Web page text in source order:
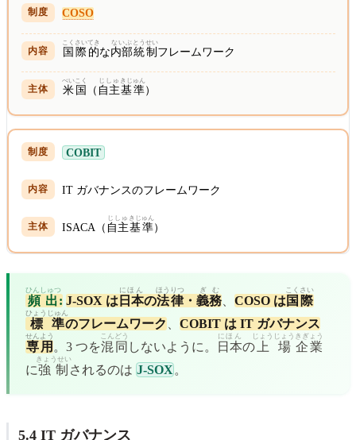
COSO
国際
こくさい
的
てき
な内部
ないぶ
統制
とうせい
フレームワーク
米国
べいこく
（ 自主
じしゅ
基準
きじゅん
）
COBIT
IT ガバナンスのフレームワーク
ISACA（ 自主
じしゅ
基準
きじゅん
）
頻出
ひんしゅつ
: J-SOX は 日本
にほん
の法律
ほうりつ
・ 義務
ぎむ
COSO は 国際
こくさい
標準
ひょうじゅん
のフレームワーク
COBIT は IT ガバナンス
専用
せんよう
。3 つを混同
こんどう
しないように。 日本
にほん
の 上場
じょうじょう
企業
きぎょう
に強制
きょうせい
されるのは J-SOX 。
5.4 IT ガバナンス